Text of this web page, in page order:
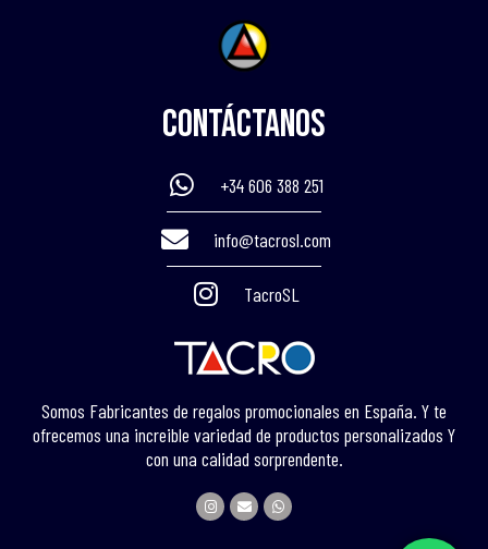
Contáctanos
+34 606 388 251
info@tacrosl.com
TacroSL
Somos Fabricantes de regalos promocionales en España. Y te
ofrecemos una increible variedad de productos personalizados Y
con una calidad sorprendente.
I
n
s
E
n
v
W
h
a